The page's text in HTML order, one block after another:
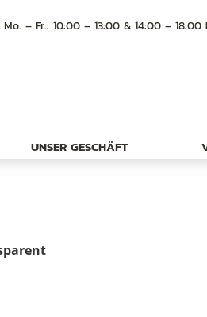
Mo. – Fr.: 10:00 – 13:00 & 14:00 – 18:00
UNSER GESCHÄFT